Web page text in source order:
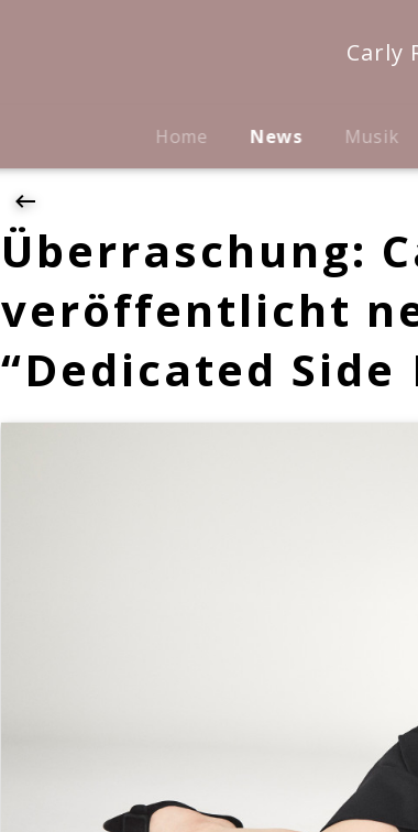
Carly
Home News Musik
Überraschung:
veröffentlicht
“Dedicated Side